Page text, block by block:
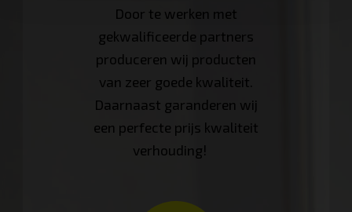
Door te werken met
gekwalificeerde partners
produceren wij producten
van zeer goede kwaliteit.
Daarnaast garanderen wij
een perfecte prijs kwaliteit
verhouding!